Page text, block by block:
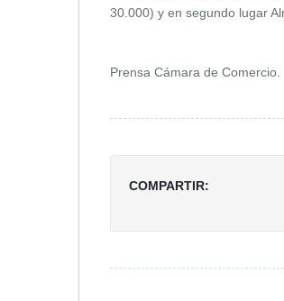
30.000) y en segundo lugar
Prensa Cámara de Comercio.
COMPARTIR: